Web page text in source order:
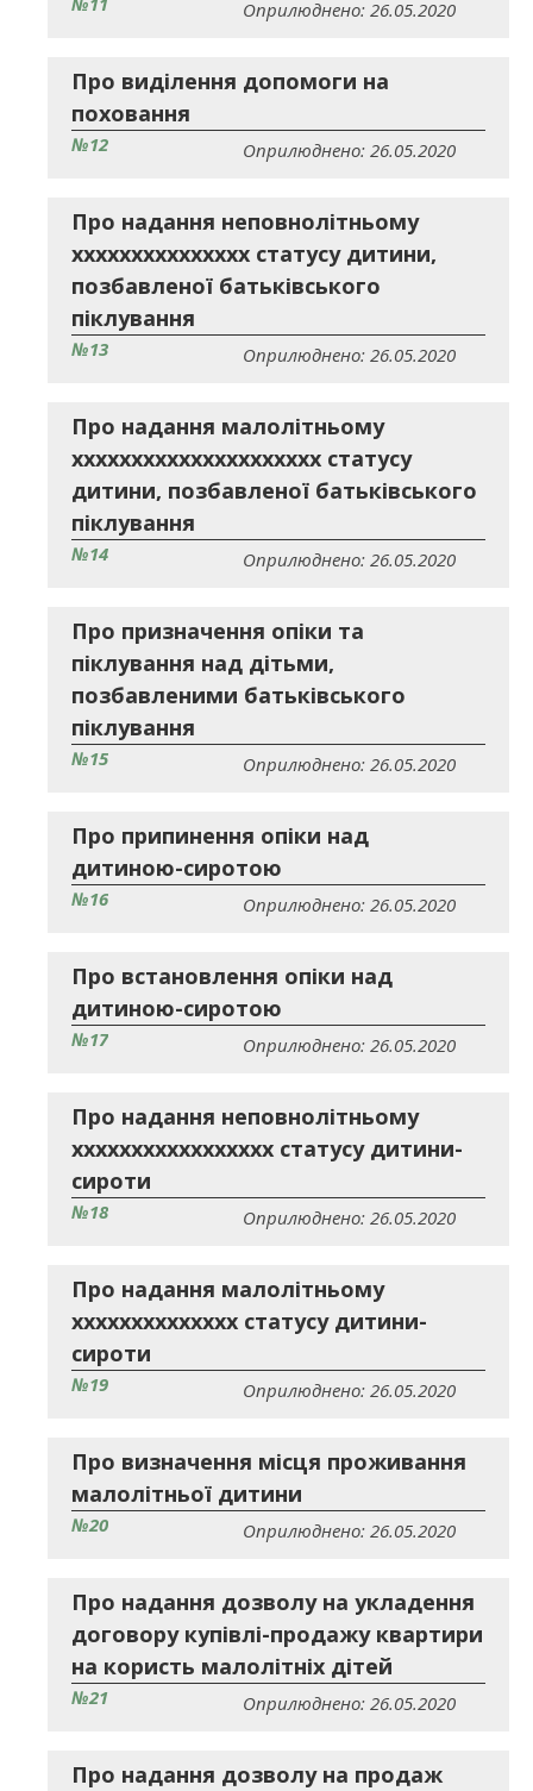
Оприлюднено: 26.05.2020
Про виділення допомоги на
поховання
№12 Оприлюднено: 26.05.2020
Про надання неповнолітньому
ххххххххххххххх статусу дитини,
позбавленої батьківського
піклування
№13 Оприлюднено: 26.05.2020
Про надання малолітньому
ххххххххххххххххххххх статусу
дитини, позбавленої батьківського
піклування
№14 Оприлюднено: 26.05.2020
Про призначення опіки та
піклування над дітьми,
позбавленими батьківського
піклування
№15 Оприлюднено: 26.05.2020
Про припинення опіки над
дитиною-сиротою
№16 Оприлюднено: 26.05.2020
Про встановлення опіки над
дитиною-сиротою
№17 Оприлюднено: 26.05.2020
Про надання неповнолітньому
ххххххххххххххххх статусу дитини-
сироти
№18 Оприлюднено: 26.05.2020
Про надання малолітньому
хххххххххххххх статусу дитини-
сироти
№19 Оприлюднено: 26.05.2020
Про визначення місця проживання
малолітньої дитини
№20 Оприлюднено: 26.05.2020
Про надання дозволу на укладення
договору купівлі-продажу квартири
на користь малолітніх дітей
№21 Оприлюднено: 26.05.2020
Про надання дозволу на продаж